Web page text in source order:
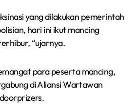
yang dilakukan pemerintah
hari ini ikut mancing
“ujarnya.
para peserta mancing,
di Aliansi Wartawan